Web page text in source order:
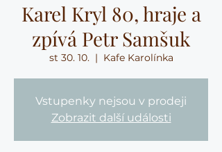
Karel Kryl 80, hraje a
zpívá Petr Samšuk
st 30. 10.
  |
Kafe Karolínka
Vstupenky nejsou v prodeji
Zobrazit další události